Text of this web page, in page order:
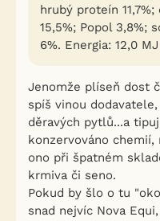
hrubý proteín
15,5%; Popol 3,8%;
6%. Energia: 12,0
Jenomže plíseň dost
spíš vinou
děravých pytlů...a
konzervováno chemií,
ono při špatném
krmiva či seno.
Pokud by šlo o tu
snad nejvíc Nova